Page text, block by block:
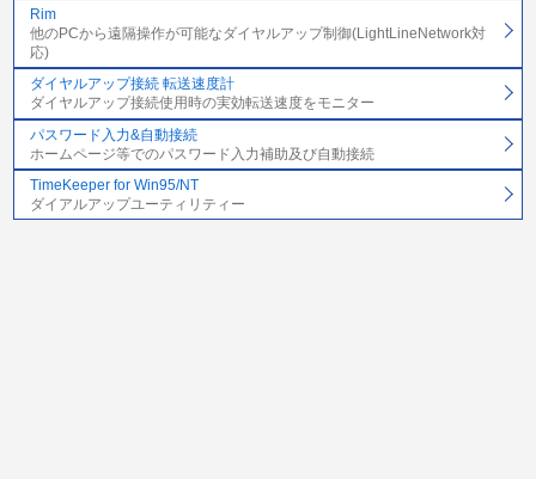
Rim
他のPCから遠隔操作が可能なダイヤルアップ制御(LightLineNetwork対
応)
ダイヤルアップ接続 転送速度計
ダイヤルアップ接続使用時の実効転送速度をモニター
パスワード入力&自動接続
ホームページ等でのパスワード入力補助及び自動接続
TimeKeeper for Win95/NT
ダイアルアップユーティリティー